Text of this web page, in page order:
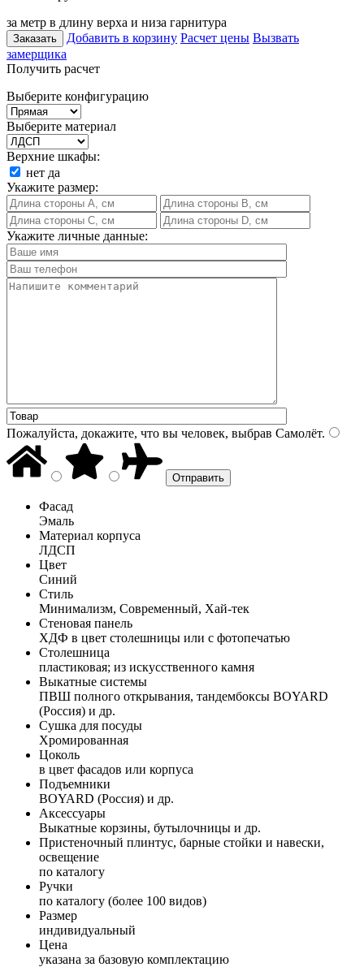
за метр в длину верха и низа гарнитура
Заказать Добавить в корзину Расчет цены Вызвать
замерщика
Получить расчет
Выберите конфигурацию
Выберите материал
Верхние шкафы:
нет да
Укажите размер:
Укажите личные данные:
Пожалуйста, докажите, что вы человек, выбрав Самолёт.
Фасад
Эмаль
Материал корпуса
ЛДСП
Цвет
Синий
Стиль
Минимализм, Современный, Хай-тек
Стеновая панель
ХДФ в цвет столешницы или с фотопечатью
Столешница
пластиковая; из искусственного камня
Выкатные системы
ПВШ полного открывания, тандембоксы BOYARD
(Россия) и др.
Сушка для посуды
Хромированная
Цоколь
в цвет фасадов или корпуса
Подъемники
BOYARD (Россия) и др.
Аксессуары
Выкатные корзины, бутылочницы и др.
Пристеночный плинтус, барные стойки и навески,
освещение
по каталогу
Ручки
по каталогу (более 100 видов)
Размер
индивидуальный
Цена
указана за базовую комплектацию